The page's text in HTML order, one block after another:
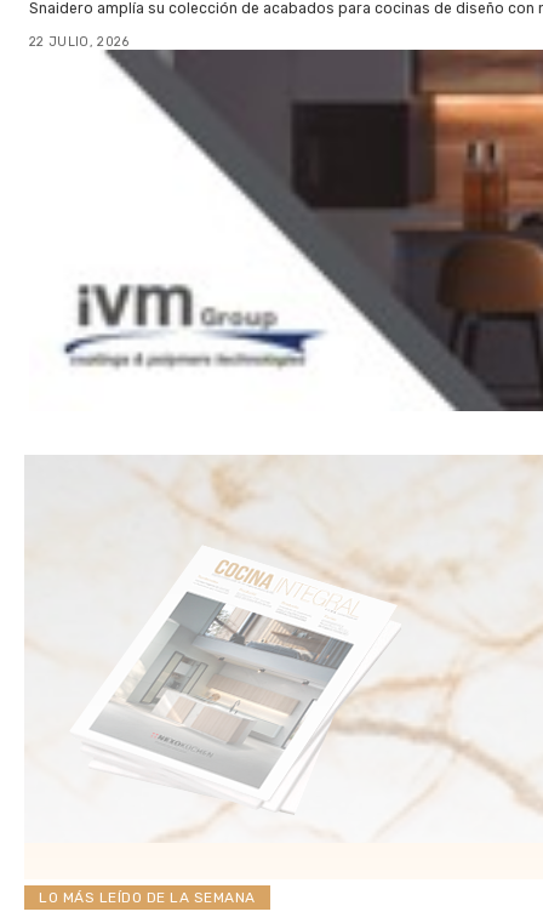
Snaidero amplía su colección de acabados para cocinas de diseño
22 JULIO, 2026
LO MÁS LEÍDO DE LA SEMANA